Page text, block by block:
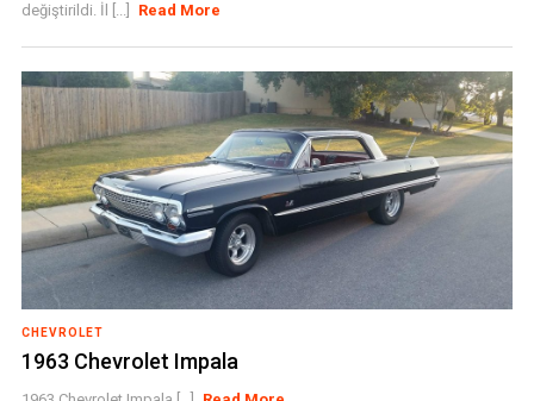
değiştirildi. İl [...]
Read More
CHEVROLET
1963 Chevrolet Impala